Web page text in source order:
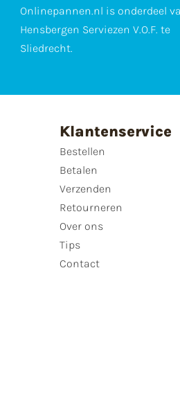
Onlinepannen.nl is onderdeel
Hensbergen Serviezen V.O.F. te
Sliedrecht.
Klantenservice
Bestellen
Betalen
Verzenden
Retourneren
Over ons
Tips
Contact